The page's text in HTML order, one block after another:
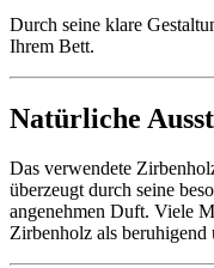
Durch seine klare
Ihrem Bett.
Natürliche
Das verwendete
überzeugt durch seine
angenehmen Duft. Viele
Zirbenholz als